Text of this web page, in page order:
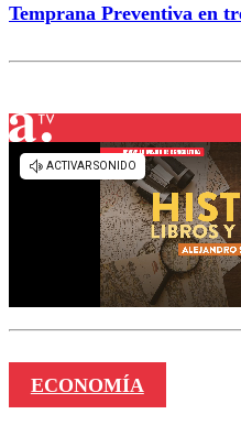
Temprana Preventiva en
ECONOMÍA